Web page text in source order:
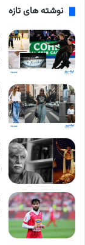
نوشته های تازه